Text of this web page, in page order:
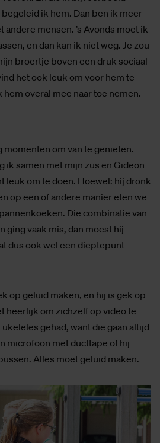
begeleid ik hem. Dan ben ik meer
andere mensen. ’s Avonds moet ik
en dan kan ik niet weg. Je zou
broertje boven een druk sociaal
het ook leuk om voor hem te
overal mee naar toe nemen.
momenten om van te genieten.
ik samen met mijn zus en Gideon
leuk om te doen. Hoewel: hij dronk
op een of andere manier eten we
Die combinatie van
ging vaak mis, dan moest hij
dus ook wel een dieptepunt
op geluid maken, en hij is gek op
heerlijk om zichzelf op video te
gehad, want die gaan altijd
microfoon met ducttape of hij
Alles moet geluid maken.